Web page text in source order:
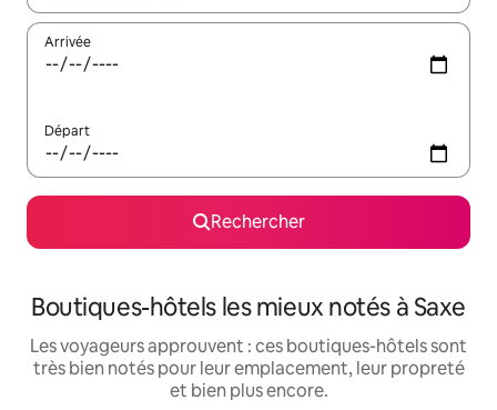
Arrivée
Départ
Rechercher
Boutiques-hôtels les mieux notés à Saxe
Les voyageurs approuvent : ces boutiques-hôtels sont
très bien notés pour leur emplacement, leur propreté
et bien plus encore.